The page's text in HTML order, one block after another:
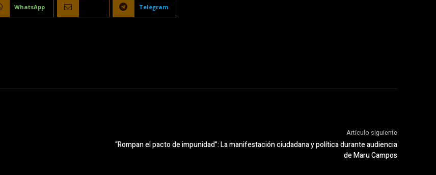
WhatsApp Telegram
Artículo siguiente
“Rompan el pacto de impunidad”: La manifestación ciudadana y política durante audiencia
de Maru Campos